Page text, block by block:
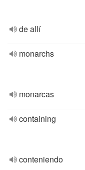
de allí
monarchs
monarcas
containing
conteniendo